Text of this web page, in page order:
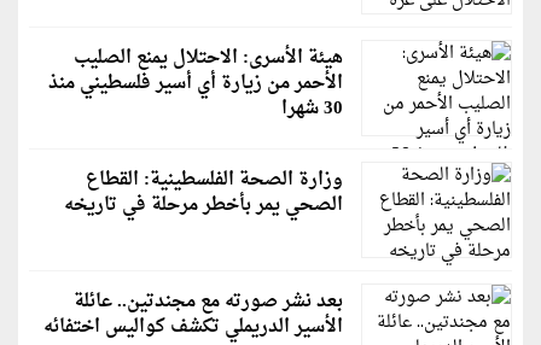
هيئة الأسرى: الاحتلال يمنع الصليب
الأحمر من زيارة أي أسير فلسطيني منذ
30 شهرا
وزارة الصحة الفلسطينية: القطاع
الصحي يمر بأخطر مرحلة في تاريخه
بعد نشر صورته مع مجندتين.. عائلة
الأسير الدريملي تكشف كواليس اختفائه